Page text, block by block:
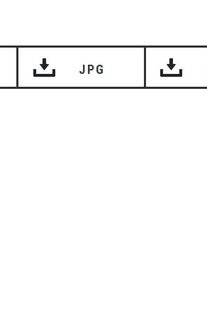
JPG